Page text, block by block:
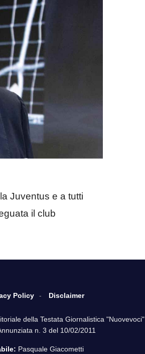
Juventus e a tutti
il club
Policy Disclaimer
della Testata Giornalistica "Nuovevoci"
n. 3 del 10/02/2011
Pasquale Giacometti